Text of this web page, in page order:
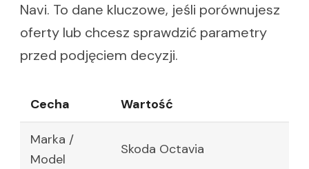
Navi. To dane kluczowe, jeśli porównujesz
oferty lub chcesz sprawdzić parametry
przed podjęciem decyzji.
Cecha Wartość
Marka /
Model
Skoda Octavia